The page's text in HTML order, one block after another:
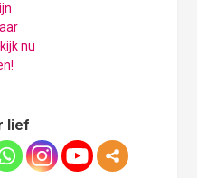
nu
lief